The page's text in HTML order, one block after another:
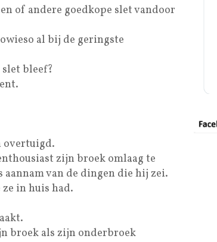
of andere goedkope slet vandoor
al bij de geringste
bleef?
overtuigd.
zijn broek omlaag te
van de dingen die hij zei.
in huis had.
broek als zijn onderbroek